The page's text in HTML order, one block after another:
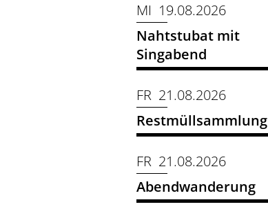
MI 19.08.2026
Nahtstubat mit
Singabend
FR 21.08.2026
Restmüllsammlung
FR 21.08.2026
Abendwanderung